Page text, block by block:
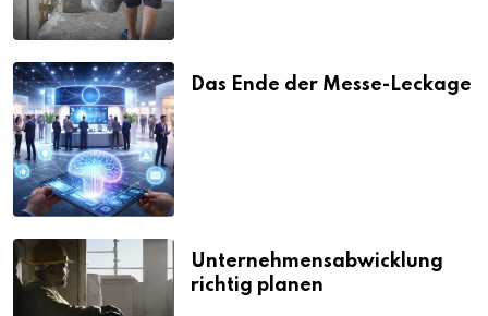
Das Ende der Messe-Leckage
Unternehmensabwicklung
richtig planen